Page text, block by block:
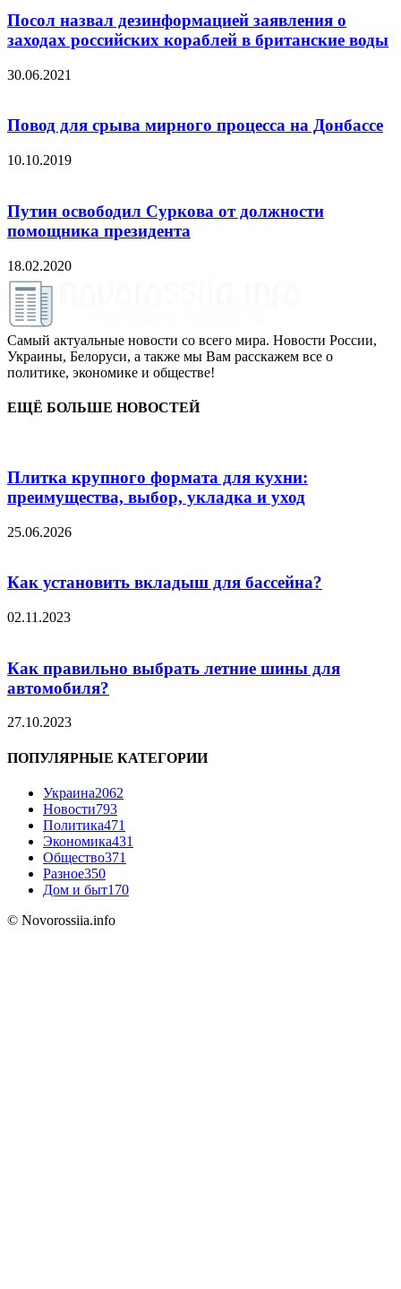
Посол назвал дезинформацией заявления о
заходах российских кораблей в британские воды
30.06.2021
Повод для срыва мирного процесса на Донбассе
10.10.2019
Путин освободил Суркова от должности
помощника президента
18.02.2020
Самый актуальные новости со всего мира. Новости России,
Украины, Белоруси, а также мы Вам расскажем все о
политике, экономике и обществе!
ЕЩЁ БОЛЬШЕ НОВОСТЕЙ
Плитка крупного формата для кухни:
преимущества, выбор, укладка и уход
25.06.2026
Как установить вкладыш для бассейна?
02.11.2023
Как правильно выбрать летние шины для
автомобиля?
27.10.2023
ПОПУЛЯРНЫЕ КАТЕГОРИИ
Украина2062
Новости793
Политика471
Экономика431
Общество371
Разное350
Дом и быт170
© Novorossiia.info